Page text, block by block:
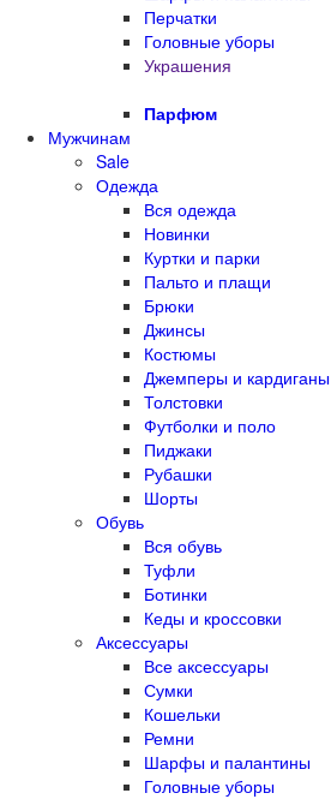
Перчатки
Головные уборы
Украшения
Парфюм
Мужчинам
Sale
Одежда
Вся одежда
Новинки
Куртки и парки
Пальто и плащи
Брюки
Джинсы
Костюмы
Джемперы и кардиганы
Толстовки
Футболки и поло
Пиджаки
Рубашки
Шорты
Обувь
Вся обувь
Туфли
Ботинки
Кеды и кроссовки
Аксессуары
Все аксессуары
Сумки
Кошельки
Ремни
Шарфы и палантины
Головные уборы